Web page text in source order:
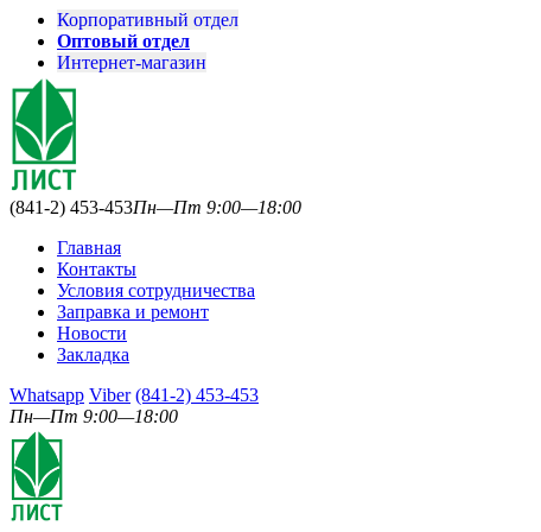
Корпоративный отдел
Оптовый отдел
Интернет-магазин
(841-2) 453-453Пн—Пт 9:00—18:00
Главная
Контакты
Условия сотрудничества
Заправка и ремонт
Новости
Закладка
Whatsapp Viber (841-2) 453-453
Пн—Пт 9:00—18:00